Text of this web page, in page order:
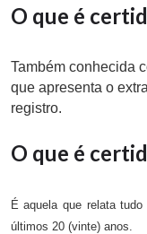
O que é
Também conhecida
que apresenta o
registro.
O que é
É aquela que relata
últimos 20 (vinte) anos.